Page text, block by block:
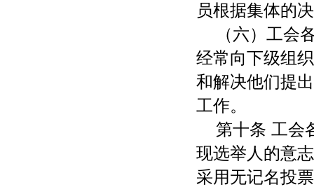
员根据集体的
（六）工会
经常向下级组
和解决他们提
工作。
第十条 工会
现选举人的意
采用无记名投